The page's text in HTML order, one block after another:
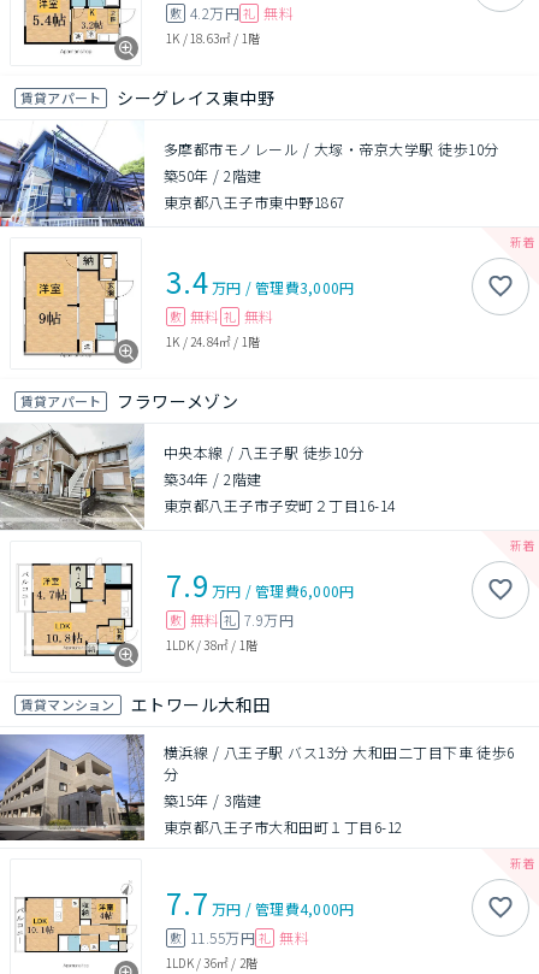
敷 4.2万円 礼 無料
1K / 18.63㎡ / 1階
賃貸アパート シーグレイス東中野
多摩都市モノレール / 大塚・帝京大学駅 徒歩10分
築50年 /2階建
東京都八王子市東中野1867
3.4万円 /管理費3,000円
敷 無料 礼 無料
1K / 24.84㎡ / 1階
賃貸アパート フラワーメゾン
中央本線 / 八王子駅 徒歩10分
築34年 /2階建
東京都八王子市子安町２丁目16-14
7.9 万円 /管理費6,000円
敷 無料 礼 7.9万円
1LDK/38㎡ / 1階
賃貸マンション エトワール大和田
横浜線 / 八王子駅 バス13分 大和田二丁目下車 徒歩6
分
築15年 / 3階建
東京都八王子市大和田町１丁目6-12
7.7 万円 /管理費4,000円
敷 11.55万円 礼 無料
1LDK/36㎡ / 2階